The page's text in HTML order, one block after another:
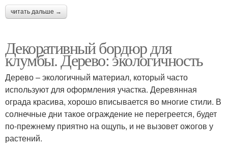
читать дальше →
Декоративный бордюр для
клумбы. Дерево: экологичность
Дерево – экологичный материал, который часто
используют для оформления участка. Деревянная
ограда красива, хорошо вписывается во многие стили. В
солнечные дни такое ограждение не перегреется, будет
по-прежнему приятно на ощупь, и не вызовет ожогов у
растений.